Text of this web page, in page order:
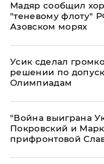
Мадяр сообщил
"теневому флоту"
Азовском морях
Усик сделал
решении по
Олимпиадам
"Война выиграна
Покровский и
прифронтовой